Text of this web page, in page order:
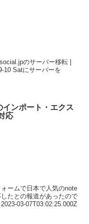
のサーバー移転 |
10 Satにサーバーを
ンポート・エクス
応
ームで日本で人気のnote
たとの報道があったので
03-07T03:02:25.000Z